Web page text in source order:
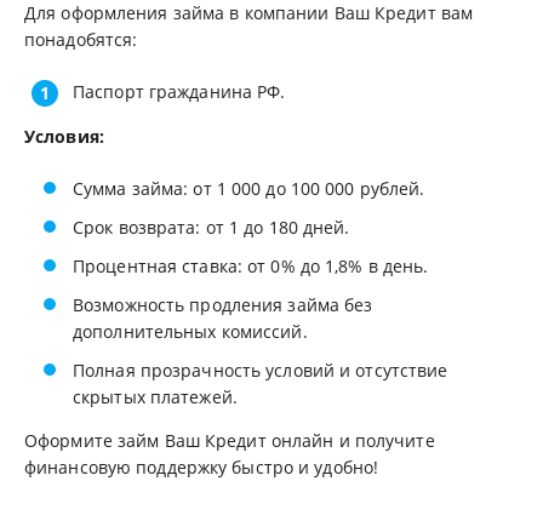
Для оформления займа в компании Ваш Кредит вам
понадобятся:
Паспорт гражданина РФ.
Условия:
Сумма займа: от 1 000 до 100 000 рублей.
Срок возврата: от 1 до 180 дней.
Процентная ставка: от 0% до 1,8% в день.
Возможность продления займа без
дополнительных комиссий.
Полная прозрачность условий и отсутствие
скрытых платежей.
Оформите займ Ваш Кредит онлайн и получите
финансовую поддержку быстро и удобно!